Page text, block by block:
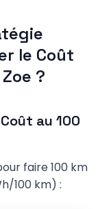
le Coût
?
au 100
faire 100 km
100 km) :